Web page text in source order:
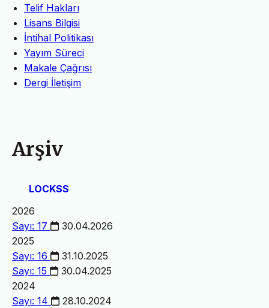
Telif Hakları
Lisans Bilgisi
İntihal Politikası
Yayım Süreci
Makale Çağrısı
Dergi İletişim
Arşiv
LOCKSS
2026
Sayı: 17
30.04.2026
2025
Sayı: 16
31.10.2025
Sayı: 15
30.04.2025
2024
Sayı: 14
28.10.2024